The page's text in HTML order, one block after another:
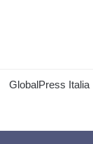
GlobalPress Italia